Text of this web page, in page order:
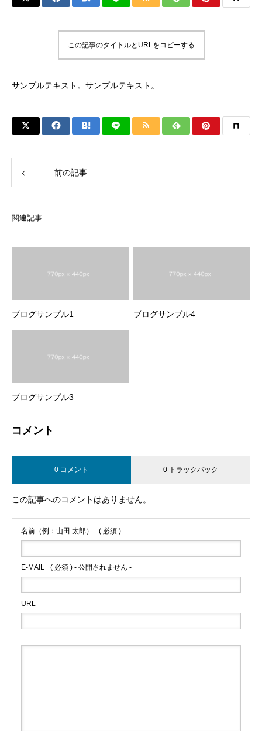
この記事のタイトルとURLをコピーする
サンプルテキスト。サンプルテキスト。
前の記事
関連記事
ブログサンプル1 ブログサンプル4
ブログサンプル3
コメント
0 コメント 0 トラックバック
この記事へのコメントはありません。
名前（例：山田 太郎） ( 必須 )
E-MAIL ( 必須 ) - 公開されません -
URL